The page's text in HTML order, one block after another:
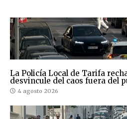
La Policía Local de Tarifa
desvincule del caos fuera del
4 agosto 2026